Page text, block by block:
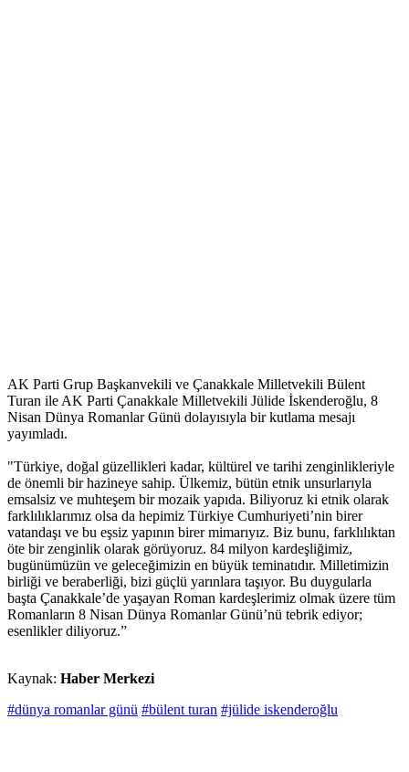
AK Parti Grup Başkanvekili ve Çanakkale Milletvekili Bülent
Turan ile AK Parti Çanakkale Milletvekili Jülide İskenderoğlu, 8
Nisan Dünya Romanlar Günü dolayısıyla bir kutlama mesajı
yayımladı.
"Türkiye, doğal güzellikleri kadar, kültürel ve tarihi zenginlikleriyle
de önemli bir hazineye sahip. Ülkemiz, bütün etnik unsurlarıyla
emsalsiz ve muhteşem bir mozaik yapıda. Biliyoruz ki etnik olarak
farklılıklarımız olsa da hepimiz Türkiye Cumhuriyeti’nin birer
vatandaşı ve bu eşsiz yapının birer mimarıyız. Biz bunu, farklılıktan
öte bir zenginlik olarak görüyoruz. 84 milyon kardeşliğimiz,
bugünümüzün ve geleceğimizin en büyük teminatıdır. Milletimizin
birliği ve beraberliği, bizi güçlü yarınlara taşıyor. Bu duygularla
başta Çanakkale’de yaşayan Roman kardeşlerimiz olmak üzere tüm
Romanların 8 Nisan Dünya Romanlar Günü’nü tebrik ediyor;
esenlikler diliyoruz.”
Kaynak: Haber Merkezi
#dünya romanlar günü #bülent turan #jülide iskenderoğlu